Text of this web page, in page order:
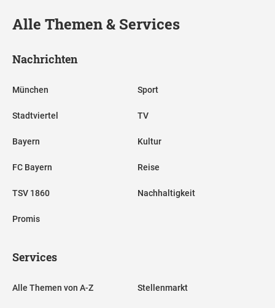
Alle Themen & Services
Nachrichten
München
Stadtviertel
Bayern
FC Bayern
TSV 1860
Promis
Sport
TV
Kultur
Reise
Nachhaltigkeit
Services
Alle Themen von A-Z Stellenmarkt